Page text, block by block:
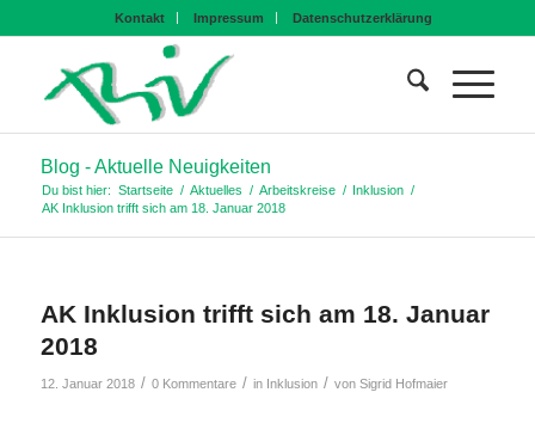
Kontakt Impressum Datenschutzerklärung
Blog - Aktuelle Neuigkeiten
Du bist hier: Startseite / Aktuelles / Arbeitskreise / Inklusion /
AK Inklusion trifft sich am 18. Januar 2018
AK Inklusion trifft sich am 18. Januar
2018
12. Januar 2018 / 0 Kommentare / in Inklusion / von Sigrid Hofmaier